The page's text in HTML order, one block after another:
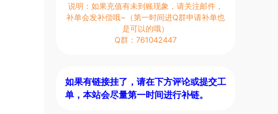
说明：如果充值有未到账现象，请关注邮件，
补单会发补偿哦~（第一时间进Q群申请补单也
是可以的哦）
Q群：761042447
如果有链接挂了，请在下方评论或提交工
单，本站会尽量第一时间进行补链。